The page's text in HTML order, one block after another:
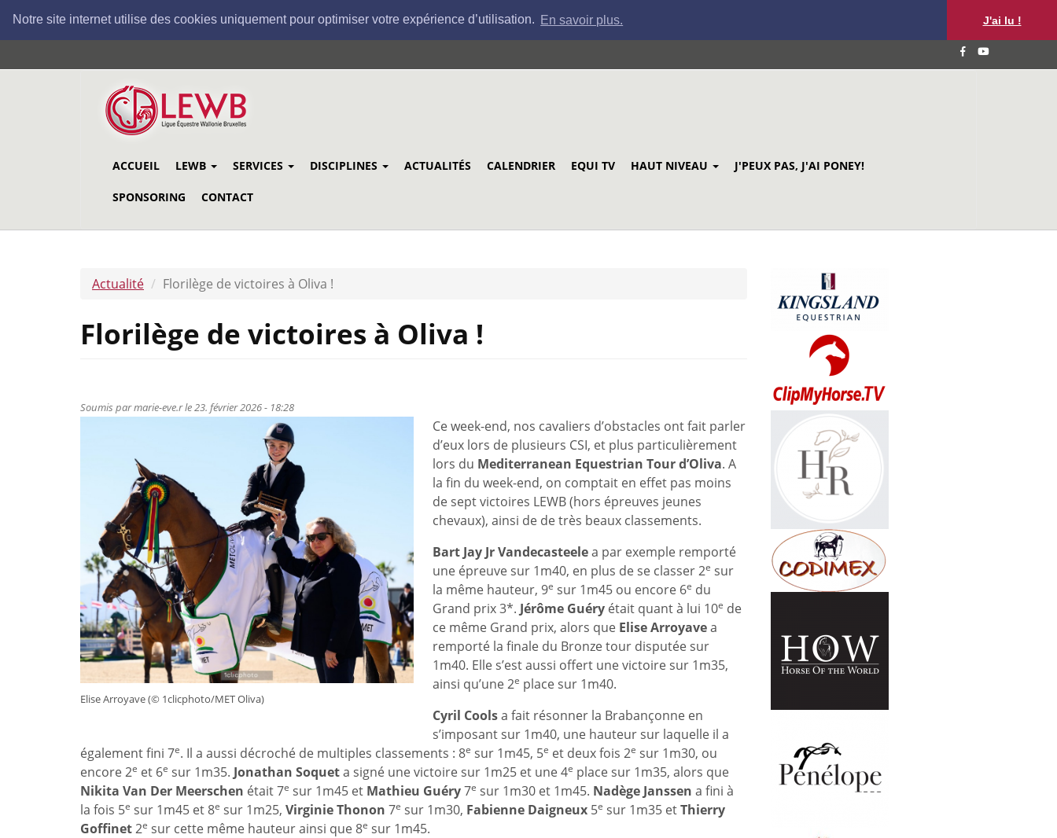
Notre site internet utilise des cookies uniquement pour optimiser votre expérience d’utilisation. En savoir plus. J'ai lu !
au
ACCUEIL LEWB SERVICES DISCIPLINES ACTUALITÉS CALENDRIER EQUI TV HAUT NIVEAU J'PEUX PAS, J'AI PONEY!
SPONSORING CONTACT
Actualité Florilège de victoires à Oliva !
Florilège de victoires à Oliva !
Soumis parmarie-eve.rle 23. février 2026 - 18:28
Elise Arroyave (© 1clicphoto/MET Oliva)
Ce week-end, nos cavaliers d’obstacles ont fait parler
d’eux lors de plusieurs CSI, et plus particulièrement
lors du Mediterranean Equestrian Tour d’Oliva. A
la fin du week-end, on comptait en effet pas moins
de sept victoires LEWB (hors épreuves jeunes
chevaux), ainsi de de très beaux classements.
Bart Jay Jr Vandecasteelea par exemple remporté
une épreuve sur 1m40, en plus de se classer 2e sur
la même hauteur, 9e sur 1m45 ou encore 6e du
Grand prix 3*. Jérôme Guéryétait quant à lui 10e de
ce même Grand prix, alors que Elise Arroyavea
remporté la finale du Bronze tour disputée sur
1m40. Elle s’est aussi offert une victoire sur 1m35,
ainsi qu’une 2e place sur 1m40.
Cyril Coolsa fait résonner la Brabançonne en
s’imposant sur 1m40, une hauteur sur laquelle il a
également fini 7e. Il a aussi décroché de multiples classements : 8e sur 1m45, 5e et deux fois 2e sur 1m30, ou
encore 2e et 6e sur 1m35. Jonathan Soqueta signé une victoire sur 1m25 et une 4e place sur 1m35, alors que
Nikita Van Der Meerschen était 7e sur 1m45 et Mathieu Guéry7e sur 1m30 et 1m45. Nadège Janssen a fini à
la fois 5e sur 1m45 et 8e sur 1m25, Virginie Thonon 7e sur 1m30, Fabienne Daigneux 5e sur 1m35 etThierry
Goffinet2e sur cette même hauteur ainsi que 8e sur 1m45.